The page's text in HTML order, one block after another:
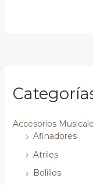
Accesorios
Afinadores
Atriles
Bolillos